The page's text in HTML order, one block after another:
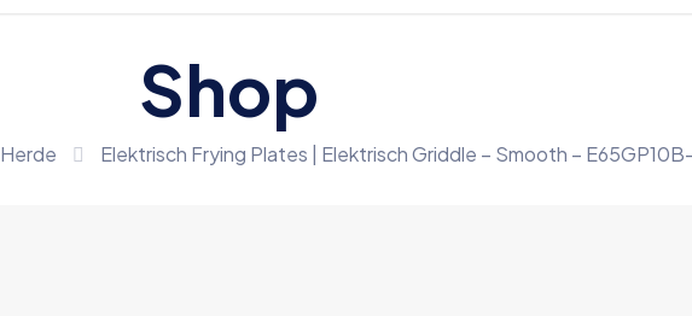
Shop
Herde Elektrisch Frying Plates | Elektrisch Griddle – Smooth –